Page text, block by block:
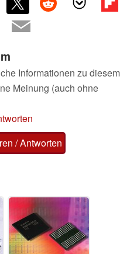
Informationen zu diesem
Meinung (auch ohne
/ Antworten